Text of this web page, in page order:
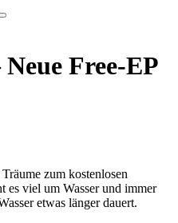
Free-EP
zum kostenlosen
es viel um Wasser und immer
etwas länger dauert.